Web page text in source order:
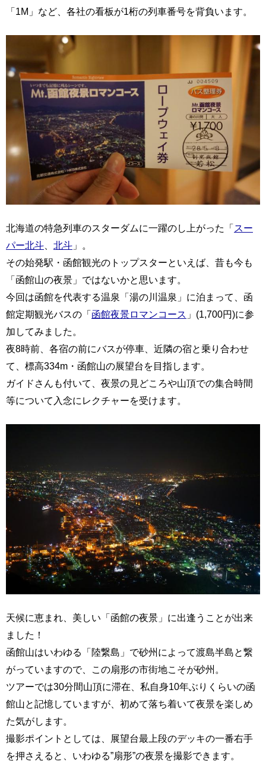
「1M」など、各社の看板が1桁の列車番号を背負います。
北海道の特急列車のスターダムに一躍のし上がった「スー
パー北斗
北斗 」。
その始発駅・函館観光のトップスターといえば、昔も今も
「函館山の夜景」ではないかと思います。
今回は函館を代表する温泉「湯の川温泉」に泊まって、函
館定期観光バスの「函館夜景ロマンコース 」(1,700円)に参
加してみました。
夜8時前、各宿の前にバスが停車、近隣の宿と乗り合わせ
て、標高334m・函館山の展望台を目指します。
ガイドさんも付いて、夜景の見どころや山頂での集合時間
等について入念にレクチャーを受けます。
天候に恵まれ、美しい「函館の夜景」に出逢うことが出来
ました！
函館山はいわゆる「陸繋島」で砂州によって渡島半島と繋
がっていますので、この扇形の市街地こそが砂州。
ツアーでは30分間山頂に滞在、私自身10年ぶりくらいの函
館山と記憶していますが、初めて落ち着いて夜景を楽しめ
た気がします。
撮影ポイントとしては、展望台最上段のデッキの一番右手
を押さえると、いわゆる”扇形”の夜景を撮影できます。